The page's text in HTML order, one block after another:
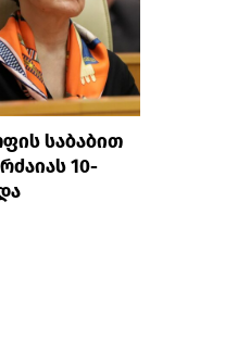
საბაბით
10-